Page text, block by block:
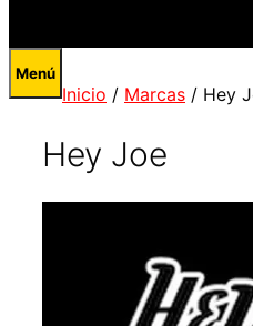
Menú
Inicio / Marcas / Hey
Hey Joe